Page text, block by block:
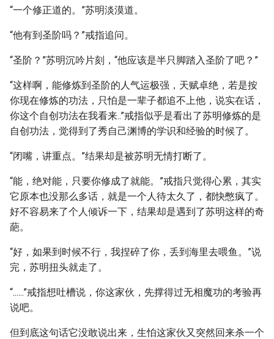
“一个修正道的。”苏明淡漠道。
“他有到圣阶吗？”戒指追问。
“圣阶？”苏明沉吟片刻，“他应该是半只脚踏入圣阶了吧？”
“这样啊，能修炼到圣阶的人气运极强，天赋卓绝，若是按
你现在修炼的功法，只怕是一辈子都追不上他，说实在话，
你这个自创功法在我看来..”戒指似乎是看出了苏明修炼的是
自创功法，觉得到了秀自己渊博的学识和经验的时候了。
“闭嘴，讲重点。”结果却是被苏明无情打断了。
“能，绝对能，只要你修成了就能。”戒指只觉得心累，其实
它原本也没那么多话，就是一个人待太久了，都快憋疯了。
好不容易来了个人倾诉一下，结果却是遇到了苏明这样的奇
葩。
“好，如果到时候不行，我捏碎了你，丢到海里去喂鱼。”说
完，苏明扭头就走了。
“......”戒指想吐槽说，你这家伙，先撑得过无相魔功的考验再
说吧。
但到底这句话它没敢说出来，生怕这家伙又突然回来杀一个